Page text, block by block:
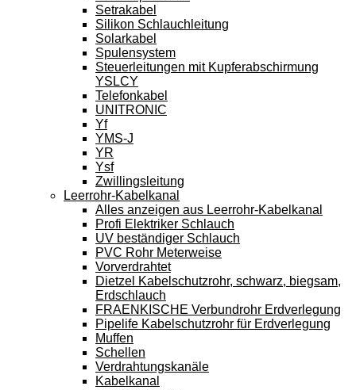
Setrakabel
Silikon Schlauchleitung
Solarkabel
Spulensystem
Steuerleitungen mit Kupferabschirmung
YSLCY
Telefonkabel
UNITRONIC
Yf
YMS-J
YR
Ysf
Zwillingsleitung
Leerrohr-Kabelkanal
Alles anzeigen aus Leerrohr-Kabelkanal
Profi Elektriker Schlauch
UV beständiger Schlauch
PVC Rohr Meterweise
Vorverdrahtet
Dietzel Kabelschutzrohr, schwarz, biegsam,
Erdschlauch
FRAENKISCHE Verbundrohr Erdverlegung
Pipelife Kabelschutzrohr für Erdverlegung
Muffen
Schellen
Verdrahtungskanäle
Kabelkanal